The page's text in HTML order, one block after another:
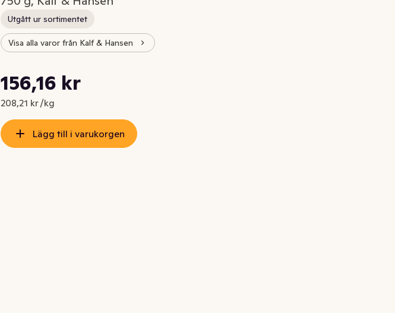
Utgått ur sortimentet
Visa alla varor från Kalf & Hansen
Nuvarande pris är: 156,16 kr
156,16 kr
208,21 kr /kg
Styckpris: 208,21 kr /kg
Lägg till i varukorgen